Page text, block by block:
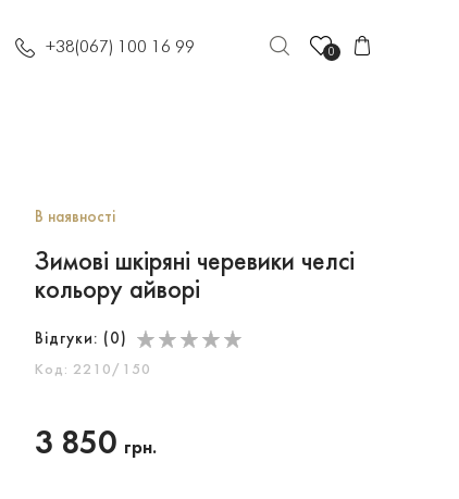
+38(067) 100 16 99 0
В наявності
Зимові шкіряні черевики челсі
кольору айворі
Відгуки: ( 0 )
Код: 2210/150
3 850 грн.